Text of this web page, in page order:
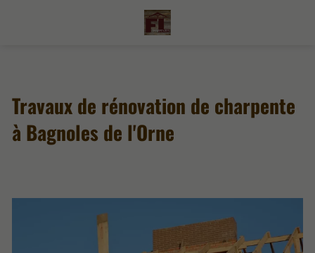
Travaux de rénovation de charpente
à Bagnoles de l'Orne